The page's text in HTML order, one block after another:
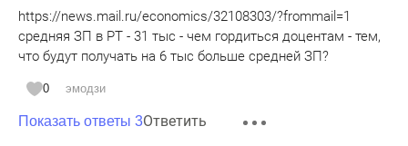
https://news.mail.ru/economics/32108303/?frommail=1
средняя ЗП в РТ - 31 тыс - чем гордиться доцентам - тем,
что будут получать на 6 тыс больше средней ЗП?
0 эмодзи
Показать ответы 3Ответить